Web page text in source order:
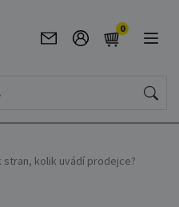
0
kolik uvádí prodejce?